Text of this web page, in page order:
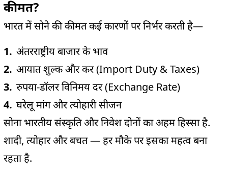
कीमत?
भारत में सोने की कीमत कई कारणों पर निर्भर करती है—
अंतरराष्ट्रीय बाजार के भाव
आयात शुल्क और कर (Import Duty & Taxes)
रुपया-डॉलर विनिमय दर (Exchange Rate)
घरेलू मांग और त्योहारी सीजन
सोना भारतीय संस्कृति और निवेश दोनों का अहम हिस्सा है.
शादी, त्योहार और बचत — हर मौके पर इसका महत्व बना
रहता है.